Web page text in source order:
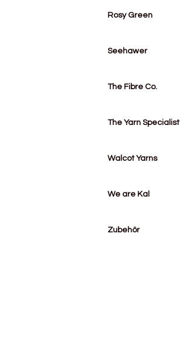
Rosy Green
Seehawer
The Fibre Co.
The Yarn Specialist
Walcot Yarns
We are Kal
Zubehör